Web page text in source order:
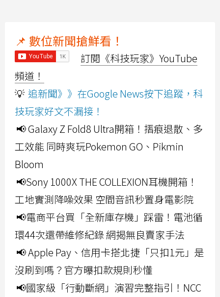
📌 數位新聞搶鮮看！
訂閱《科技玩家》YouTube
頻道！
💡 追新聞》》在Google News按下追蹤，科
技玩家好文不漏接！
📢 Galaxy Z Fold8 Ultra開箱！摺痕退散、多
工效能 同時爽玩Pokemon GO、Pikmin
Bloom
📢Sony 1000X THE COLLEXION耳機開箱！
工地實測降噪效果 空間音訊秒置身電影院
📢電商平台買「全新庫存機」踩雷！電池循
環44次還帶維修紀錄 網揭無良賣家手法
📢 Apple Pay、信用卡搭北捷「只扣1元」是
沒刷到嗎？官方曝扣款規則秒懂
📢國家級「行動斷網」演習完整指引！NCC